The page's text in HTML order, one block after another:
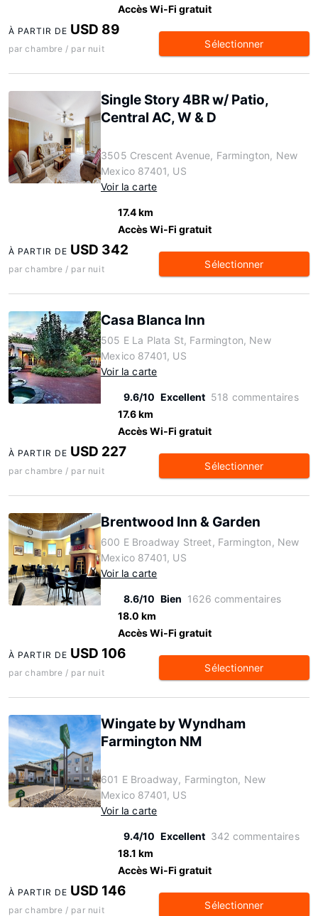
Accès Wi-Fi gratuit
À PARTIR DE USD 89
par chambre / par nuit Sélectionner
Single Story 4BR w/ Patio,
Central AC, W & D
3505 Crescent Avenue, Farmington, New
Mexico 87401, US
Voir la carte
17.4 km
Accès Wi-Fi gratuit
À PARTIR DE USD 342
par chambre / par nuit Sélectionner
Casa Blanca Inn
505 E La Plata St, Farmington, New
Mexico 87401, US
Voir la carte
9.6/10 Excellent 518 commentaires
17.6 km
Accès Wi-Fi gratuit
À PARTIR DE USD 227
par chambre / par nuit Sélectionner
Brentwood Inn & Garden
600 E Broadway Street, Farmington, New
Mexico 87401, US
Voir la carte
8.6/10 Bien 1626 commentaires
18.0 km
Accès Wi-Fi gratuit
À PARTIR DE USD 106
par chambre / par nuit Sélectionner
Wingate by Wyndham
Farmington NM
601 E Broadway, Farmington, New
Mexico 87401, US
Voir la carte
9.4/10 Excellent 342 commentaires
18.1 km
Accès Wi-Fi gratuit
À PARTIR DE USD 146
par chambre / par nuit Sélectionner